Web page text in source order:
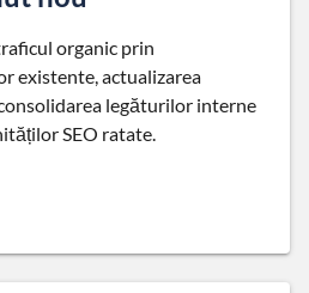
organic prin
existente, actualizarea
legăturilor interne
SEO ratate.